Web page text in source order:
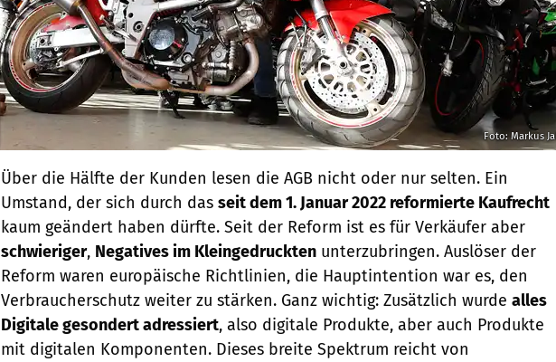
Foto: Markus
Über die Hälfte der Kunden lesen die AGB nicht oder nur selten. Ein
Umstand, der sich durch das seit dem 1. Januar 2022 reformierte Kaufrecht
kaum geändert haben dürfte. Seit der Reform ist es für Verkäufer aber
schwieriger, Negatives im Kleingedruckten unterzubringen. Auslöser der
Reform waren europäische Richtlinien, die Hauptintention war es, den
Verbraucherschutz weiter zu stärken. Ganz wichtig: Zusätzlich wurde alles
Digitale gesondert adressiert, also digitale Produkte, aber auch Produkte
mit digitalen Komponenten. Dieses breite Spektrum reicht von